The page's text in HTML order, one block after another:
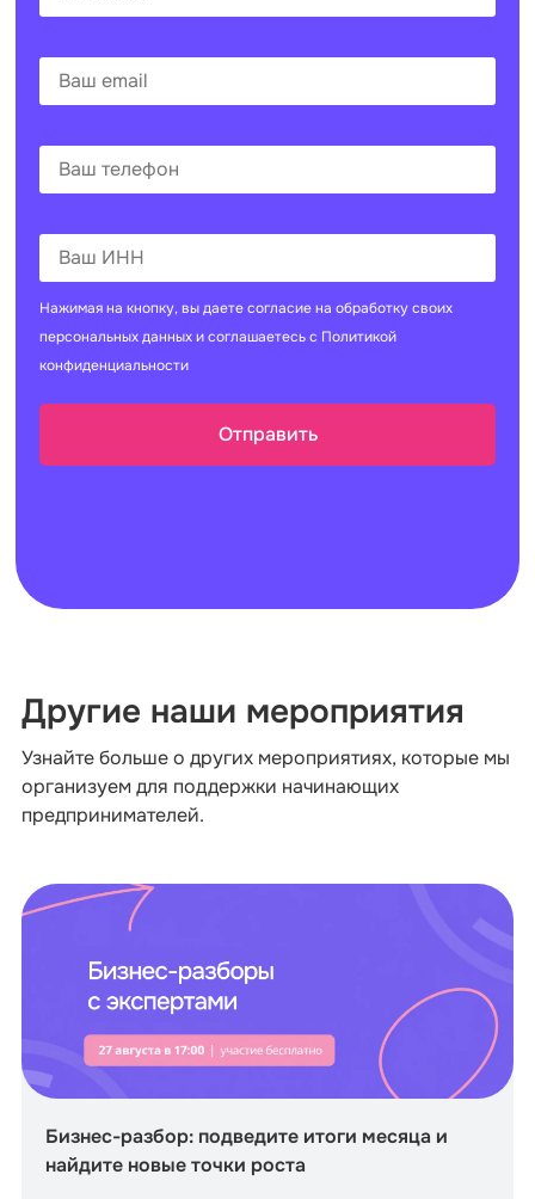
Нажимая на кнопку, вы даете согласие на обработку своих
персональных данныхи соглашаетесь с Политикой
конфиденциальности
Другие наши мероприятия
Узнайте больше о других мероприятиях, которые мы
организуем для поддержки начинающих
предпринимателей.
Бизнес-разбор: подведите итоги месяца и
найдите новые точки роста